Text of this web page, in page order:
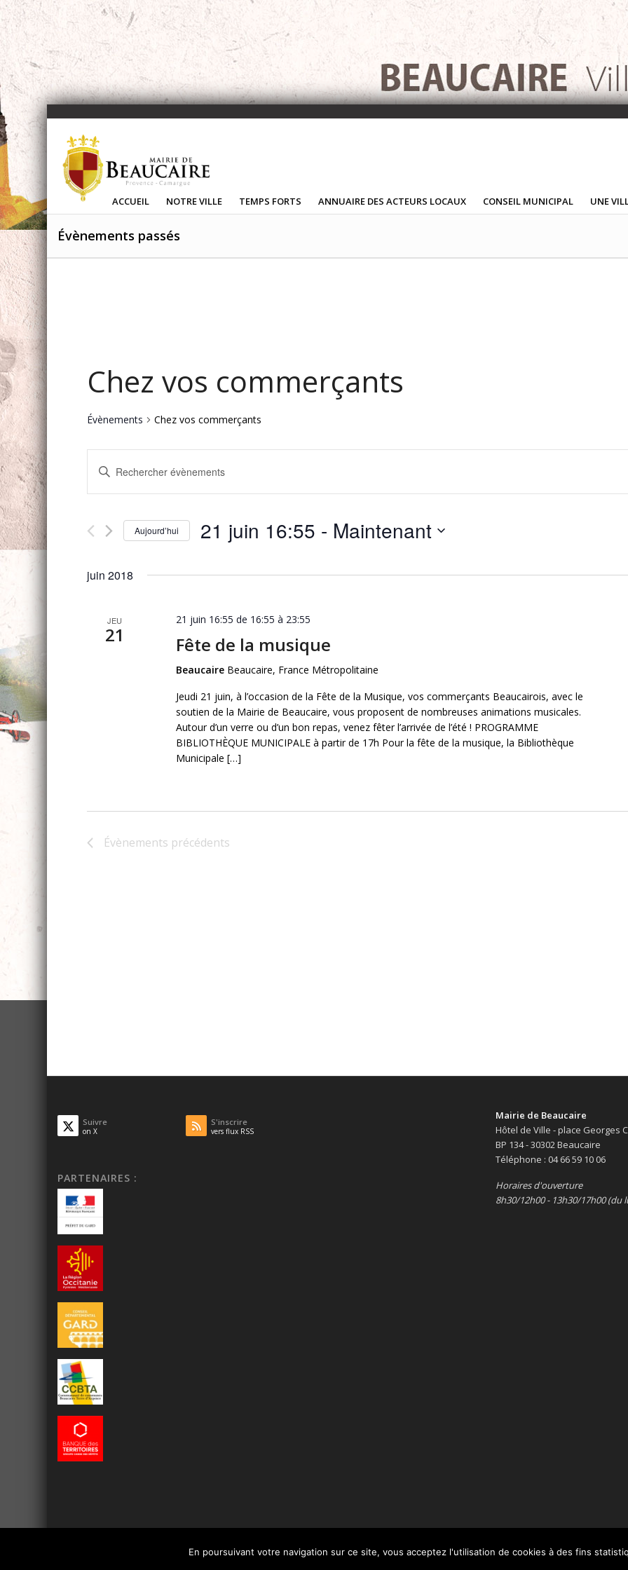
ACCUEIL NOTRE VILLE TEMPS FORTS ANNUAIRE DES ACTEURS LOCAUX CONSEIL MUNICIPAL UNE
Évènements passés
Chez vos commerçants
Évènements Chez vos commerçants
Recherche
et
navigation
de
vues
Évènements
Saisir
mot-
clé.
Évènements
par
Aujourd’hui 21 juin 16:55 - Maintenant
juin 2018
JEU
21
21 juin 16:55 de 16:55 à 23:55
Fête de la musique
Beaucaire Beaucaire, France Métropolitaine
Jeudi 21 juin, à l’occasion de la Fête de la Musique, vos commerçants Beaucairois, avec le
soutien de la Mairie de Beaucaire, vous proposent de nombreuses animations musicales.
Autour d’un verre ou d’un bon repas, venez fêter l’arrivée de l’été ! PROGRAMME
BIBLIOTHÈQUE MUNICIPALE à partir de 17h Pour la fête de la musique, la Bibliothèque
Municipale […]
Évènements précédents
Suivre
on X
S'inscrire
vers flux RSS
PARTENAIRES :
Mairie de Beaucaire
Hôtel de Ville - place Georges
BP 134 - 30302 Beaucaire
Téléphone : 04 66 59 10 06
Horaires d'ouverture
8h30/12h00 - 13h30/17h00 (du
Le site officiel de la ville de Beaucaire-Mentions légales
En poursuivant votre navigation sur ce site, vous acceptez l'utilisation de cookies à des fins